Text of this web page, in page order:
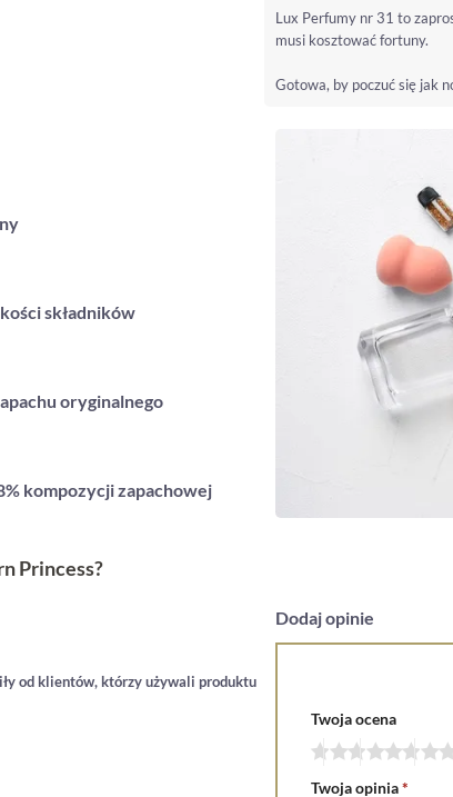
Lux Perfumy nr 31 to
musi kosztować fortuny.
Gotowa, by poczuć się jak
składników
oryginalnego
kompozycji zapachowej
Princess?
od klientów, którzy używali produktu
Dodaj opinie
Twoja ocena
Twoja opinia*